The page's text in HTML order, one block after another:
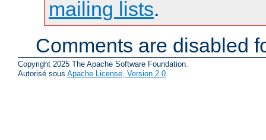
mailing lists.
Comments are disabled
Copyright 2025 The Apache Software Foundation.
Autorisé sous Apache License, Version 2.0.